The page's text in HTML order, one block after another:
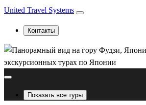
United Travel Systems
Контакты
Показать все туры